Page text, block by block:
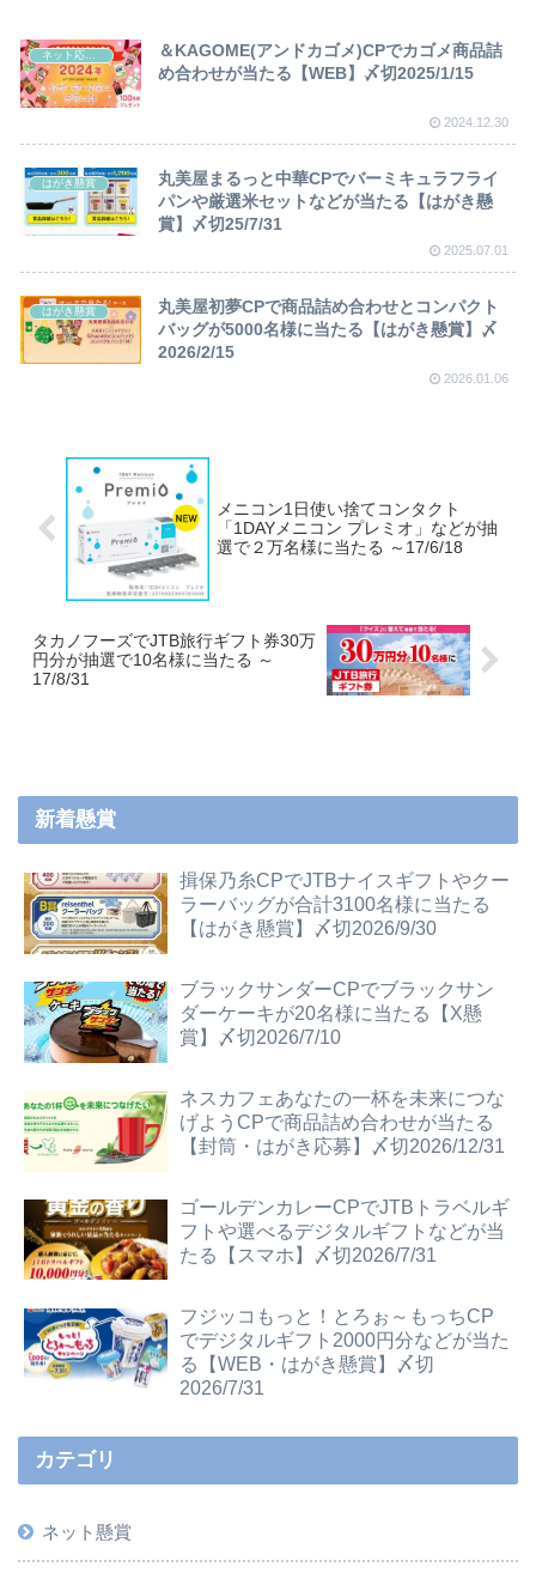
ネット応募懸賞
＆KAGOME(アンドカゴメ)CPでカゴメ商品詰
め合わせが当たる【WEB】〆切2025/1/15
2024.12.30
はがき懸賞
丸美屋まるっと中華CPでバーミキュラフライ
パンや厳選米セットなどが当たる【はがき懸
賞】〆切25/7/31
2025.07.01
はがき懸賞
丸美屋初夢CPで商品詰め合わせとコンパクト
バッグが5000名様に当たる【はがき懸賞】〆
2026/2/15
2026.01.06
メニコン1日使い捨てコンタクト
「1DAYメニコン プレミオ」などが抽
選で２万名様に当たる ～17/6/18
タカノフーズでJTB旅行ギフト券30万
円分が抽選で10名様に当たる ～
17/8/31
新着懸賞
揖保乃糸CPでJTBナイスギフトやクー
ラーバッグが合計3100名様に当たる
【はがき懸賞】〆切2026/9/30
ブラックサンダーCPでブラックサン
ダーケーキが20名様に当たる【X懸
賞】〆切2026/7/10
ネスカフェあなたの一杯を未来につな
げようCPで商品詰め合わせが当たる
【封筒・はがき応募】〆切2026/12/31
ゴールデンカレーCPでJTBトラベルギ
フトや選べるデジタルギフトなどが当
たる【スマホ】〆切2026/7/31
フジッコもっと！とろぉ～もっちCP
でデジタルギフト2000円分などが当た
る【WEB・はがき懸賞】〆切
2026/7/31
カテゴリ
ネット懸賞